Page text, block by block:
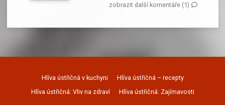
zobrazit další komentáře (1)
Hlíva ústřičná v kuchyni
Hlíva ústřičná – recepty
Hlíva ústřičná: Vliv na zdraví
Hlíva ústřičná: Zajímavosti